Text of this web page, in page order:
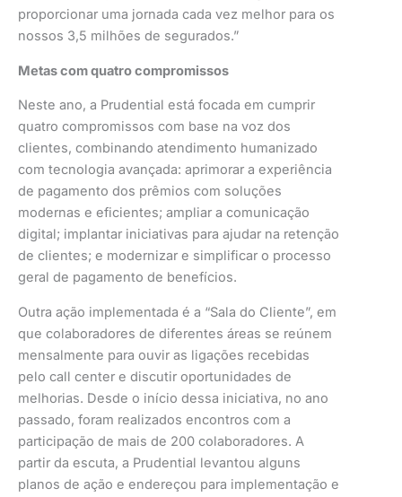
proporcionar uma jornada cada vez melhor para os
nossos 3,5 milhões de segurados.”
Metas com quatro compromissos
Neste ano, a Prudential está focada em cumprir
quatro compromissos com base na voz dos
clientes, combinando atendimento humanizado
com tecnologia avançada: aprimorar a experiência
de pagamento dos prêmios com soluções
modernas e eficientes; ampliar a comunicação
digital; implantar iniciativas para ajudar na retenção
de clientes; e modernizar e simplificar o processo
geral de pagamento de benefícios.
Outra ação implementada é a “Sala do Cliente”, em
que colaboradores de diferentes áreas se reúnem
mensalmente para ouvir as ligações recebidas
pelo call center e discutir oportunidades de
melhorias. Desde o início dessa iniciativa, no ano
passado, foram realizados encontros com a
participação de mais de 200 colaboradores. A
partir da escuta, a Prudential levantou alguns
planos de ação e endereçou para implementação e